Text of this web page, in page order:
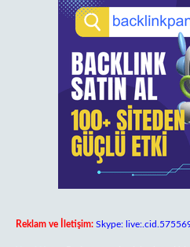
Reklam ve İletişim: Skype: